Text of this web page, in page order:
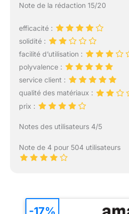
Note de la rédaction 15/20
efficacité :
solidité :
facilité d’utilisation :
polyvalence :
service client :
qualité des matériaux :
prix :
Notes des utilisateurs 4/5
Note de 4 pour 504 utilisateurs
-17%